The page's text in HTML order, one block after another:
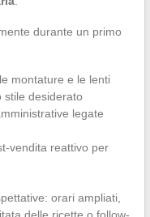
durante un primo
montature e le lenti
stile desiderato
legate
vendita reattivo per
orari ampliati,